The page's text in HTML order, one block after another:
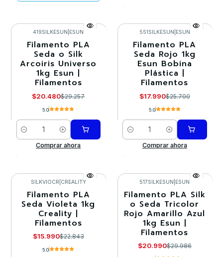
-30%
419SILKESUN ESUN
Filamento PLA
Seda o Silk
Arcoiris Universo
1kg Esun |
Filamentos
$20.480$29.257
5.0
Cantidad
Comprar ahora
-30%
551SILKESUN ESUN
Filamento PLA
Seda Rojo 1kg
Esun Bobina
Plástica |
Filamentos
$17.990$25.700
5.0
Cantidad
Comprar ahora
-30%
Agotado
SILKVIOCR CREALITY
Filamento PLA
Seda Violeta 1kg
Creality |
Filamentos
$15.990$22.843
5.0
-30%
517SILKESUN ESUN
Filamento PLA Silk
o Seda Tricolor
Rojo Amarillo Azul
1kg Esun |
Filamentos
$20.990$29.986